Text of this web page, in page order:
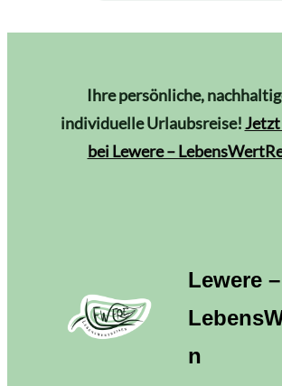
Ihre persönliche,
individuelle Urlaubsreise!
bei Lewere –
Lewere –
n